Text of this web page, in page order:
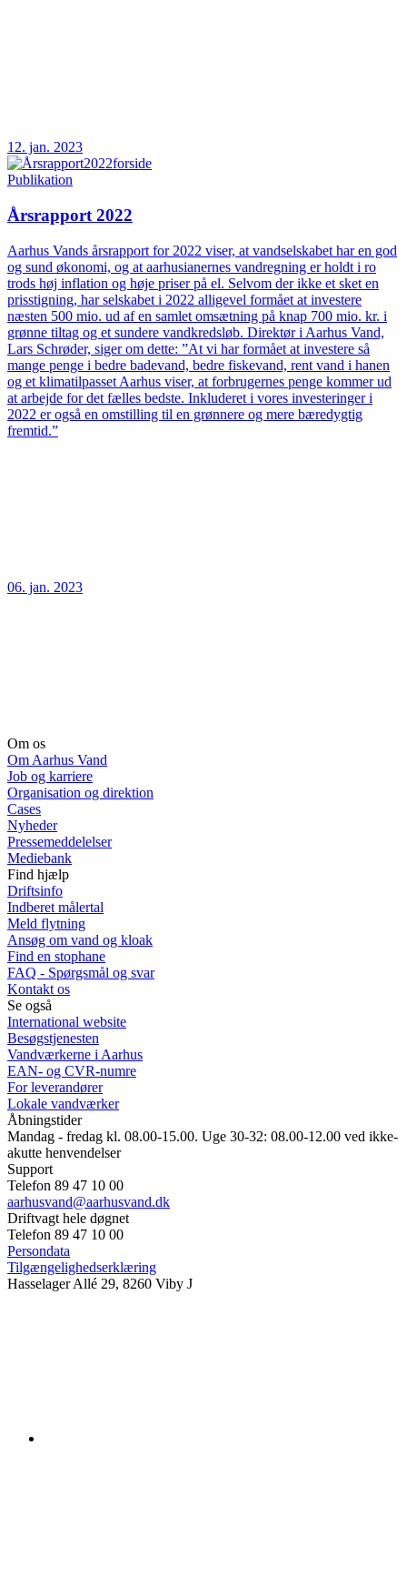
12. jan. 2023
Publikation
Årsrapport 2022
Aarhus Vands årsrapport for 2022 viser, at vandselskabet har en god
og sund økonomi, og at aarhusianernes vandregning er holdt i ro
trods høj inflation og høje priser på el. Selvom der ikke et sket en
prisstigning, har selskabet i 2022 alligevel formået at investere
næsten 500 mio. ud af en samlet omsætning på knap 700 mio. kr. i
grønne tiltag og et sundere vandkredsløb. Direktør i Aarhus Vand,
Lars Schrøder, siger om dette: ”At vi har formået at investere så
mange penge i bedre badevand, bedre fiskevand, rent vand i hanen
og et klimatilpasset Aarhus viser, at forbrugernes penge kommer ud
at arbejde for det fælles bedste. Inkluderet i vores investeringer i
2022 er også en omstilling til en grønnere og mere bæredygtig
fremtid.”
06. jan. 2023
Om os
Om Aarhus Vand
Job og karriere
Organisation og direktion
Cases
Nyheder
Pressemeddelelser
Mediebank
Find hjælp
Driftsinfo
Indberet målertal
Meld flytning
Ansøg om vand og kloak
Find en stophane
FAQ - Spørgsmål og svar
Kontakt os
Se også
International website
Besøgstjenesten
Vandværkerne i Aarhus
EAN- og CVR-numre
For leverandører
Lokale vandværker
Åbningstider
Mandag - fredag kl. 08.00-15.00. Uge 30-32: 08.00-12.00 ved ikke-
akutte henvendelser
Support
Telefon 89 47 10 00
aarhusvand@aarhusvand.dk
Driftvagt hele døgnet
Telefon 89 47 10 00
Persondata
Tilgængelighedserklæring
Hasselager Allé 29, 8260 Viby J